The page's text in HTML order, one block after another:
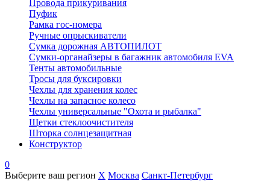
Провода прикуривания
Пуфик
Рамка гос-номера
Ручные опрыскиватели
Сумка дорожная АВТОПИЛОТ
Сумки-органайзеры в багажник автомобиля EVA
Тенты автомобильные
Тросы для буксировки
Чехлы для хранения колес
Чехлы на запасное колесо
Чехлы универсальные "Охота и рыбалка"
Щетки стеклоочистителя
Шторка солнцезащитная
Конструктор
0
Выберите ваш регион X Москва Санкт-Петербург